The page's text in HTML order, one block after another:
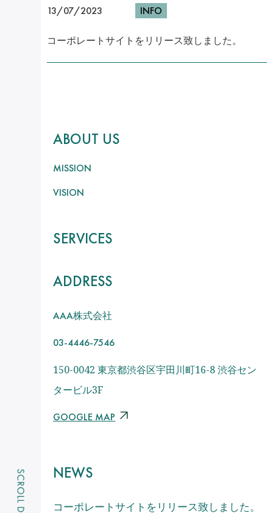
13/07/2023 INFO
コーポレートサイトをリリース致しました。
ABOUT US
MISSION
VISION
SERVICES
ADDRESS
AAA株式会社
03-4446-7546
150-0042 東京都渋谷区宇田川町16-8 渋谷セン
タービル3F
GOOGLE MAP
NEWS
コーポレートサイトをリリース致しました。